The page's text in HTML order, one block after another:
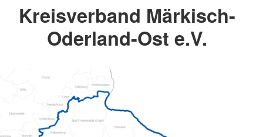
Kreisverband Märkisch-
Oderland-Ost e.V.